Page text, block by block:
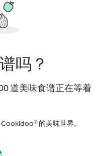
吗？
道美味食谱正在等着
的美味世界。